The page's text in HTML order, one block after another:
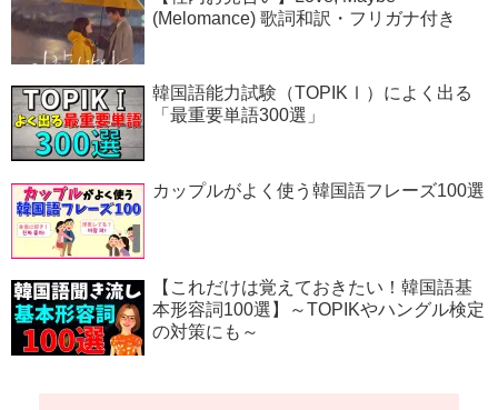
(Melomance) 歌詞和訳・フリガナ付き
韓国語能力試験（TOPIKⅠ）によく出る
「最重要単語300選」
カップルがよく使う韓国語フレーズ100選
【これだけは覚えておきたい！韓国語基
本形容詞100選】～TOPIKやハングル検定
の対策にも～